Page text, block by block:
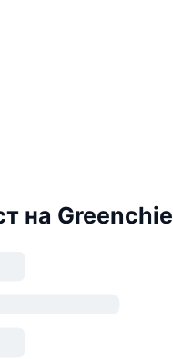
на Greenchie